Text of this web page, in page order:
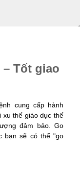
Tốt giao
cung cấp hành
xu thế giáo dục thế
đảm bảo. Go
bạn sẽ có thể "go